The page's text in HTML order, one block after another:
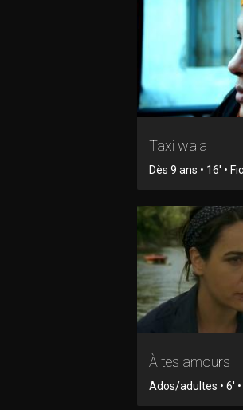
Taxi wala
Dès 9 ans • 16' •
À tes amours
Ados/adultes • 6'